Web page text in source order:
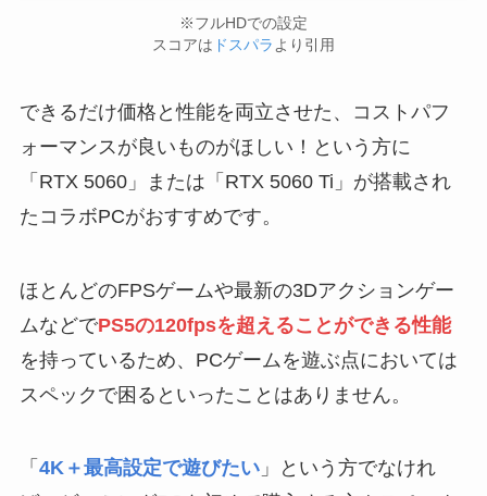
※フルHDでの設定
スコアは ドスパラ より引用
できるだけ価格と性能を両立させた、コストパフ
ォーマンスが良いものがほしい！という方に
「RTX 5060」または「RTX 5060 Ti」が搭載され
たコラボPCがおすすめです。
ほとんどのFPSゲームや最新の3Dアクションゲー
ムなどでPS5の120fpsを超えることができる性能
を持っているため、PCゲームを遊ぶ点においては
スペックで困るといったことはありません。
「 4K＋最高設定で遊びたい」という方でなけれ